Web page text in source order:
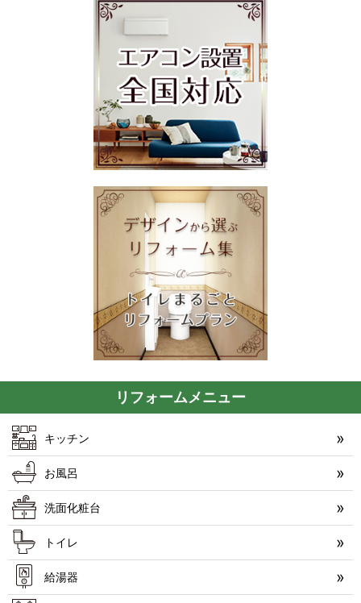
リフォームメニュー
キッチン
お風呂
洗面化粧台
トイレ
給湯器